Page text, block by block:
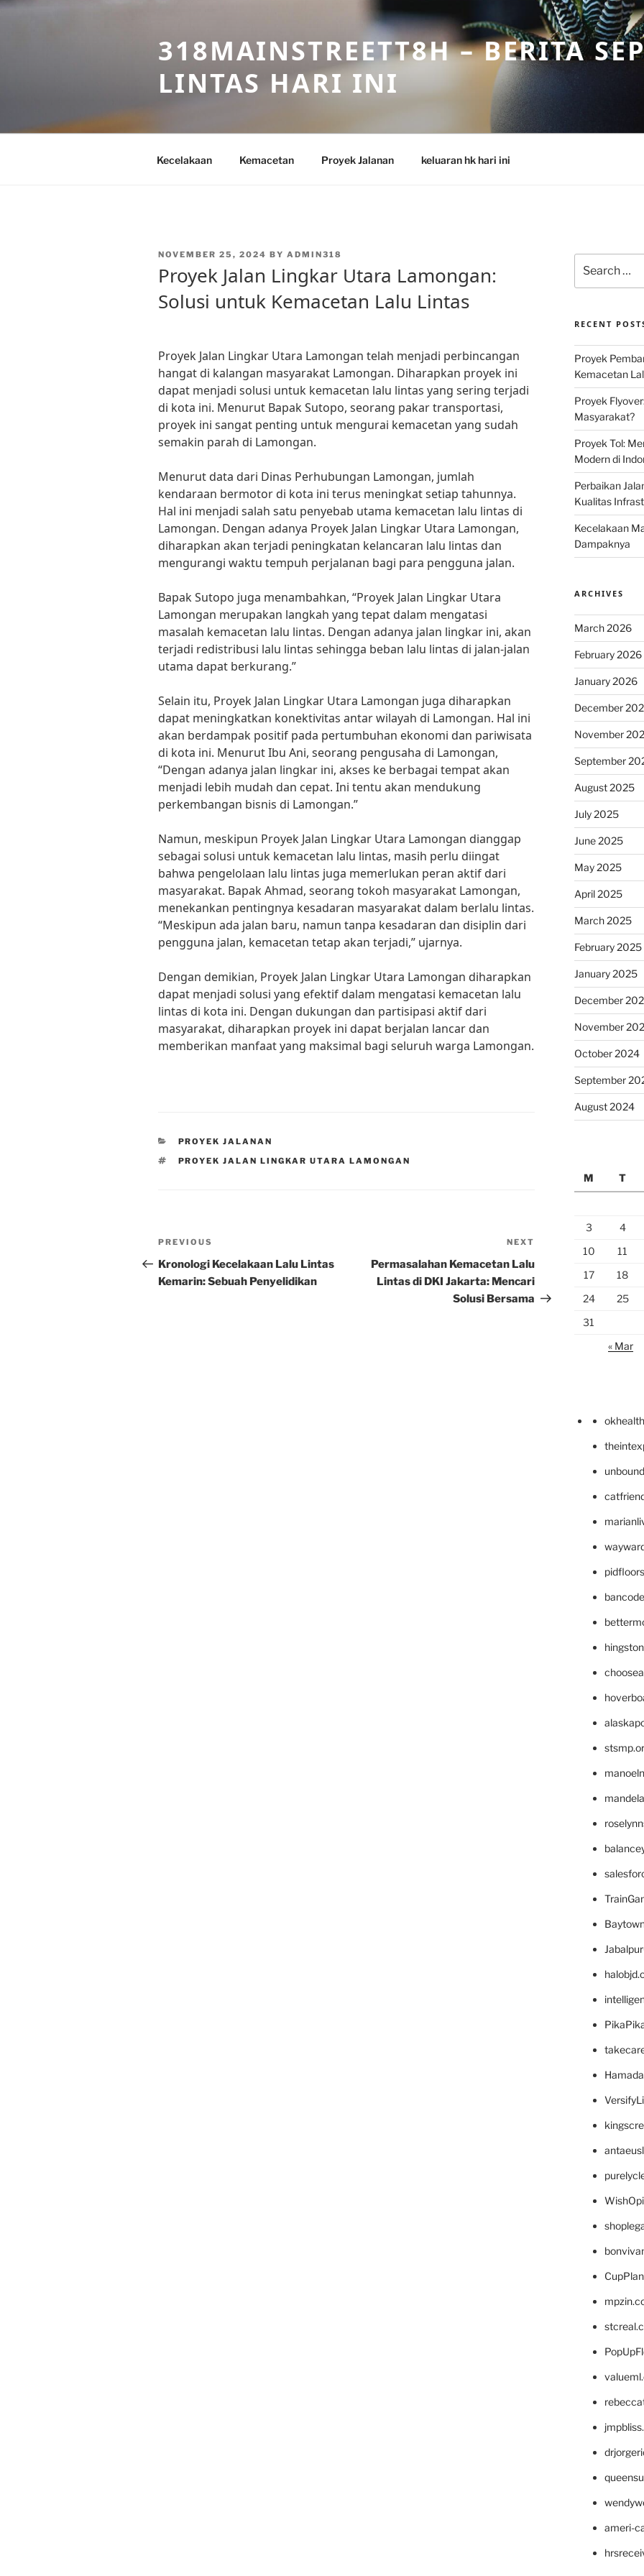
Skip
318MAINSTREETT8H – BERITA
LINTAS HARI INI
Kecelakaan Kemacetan Proyek Jalanan keluaran hk hari ini
POSTED
NOVEMBER 25, 2024 BY ADMIN318
Proyek Jalan Lingkar Utara Lamongan:
Solusi untuk Kemacetan Lalu Lintas
Proyek Jalan Lingkar Utara Lamongan telah menjadi perbincangan
hangat di kalangan masyarakat Lamongan. Diharapkan proyek ini
dapat menjadi solusi untuk kemacetan lalu lintas yang sering terjadi
di kota ini. Menurut Bapak Sutopo, seorang pakar transportasi,
proyek ini sangat penting untuk mengurai kemacetan yang sudah
semakin parah di Lamongan.
Menurut data dari Dinas Perhubungan Lamongan, jumlah
kendaraan bermotor di kota ini terus meningkat setiap tahunnya.
Hal ini menjadi salah satu penyebab utama kemacetan lalu lintas di
Lamongan. Dengan adanya Proyek Jalan Lingkar Utara Lamongan,
diharapkan akan terjadi peningkatan kelancaran lalu lintas dan
mengurangi waktu tempuh perjalanan bagi para pengguna jalan.
Bapak Sutopo juga menambahkan, “Proyek Jalan Lingkar Utara
Lamongan merupakan langkah yang tepat dalam mengatasi
masalah kemacetan lalu lintas. Dengan adanya jalan lingkar ini, akan
terjadi redistribusi lalu lintas sehingga beban lalu lintas di jalan-jalan
utama dapat berkurang.”
Selain itu, Proyek Jalan Lingkar Utara Lamongan juga diharapkan
dapat meningkatkan konektivitas antar wilayah di Lamongan. Hal ini
akan berdampak positif pada pertumbuhan ekonomi dan pariwisata
di kota ini. Menurut Ibu Ani, seorang pengusaha di Lamongan,
“Dengan adanya jalan lingkar ini, akses ke berbagai tempat akan
menjadi lebih mudah dan cepat. Ini tentu akan mendukung
perkembangan bisnis di Lamongan.”
Namun, meskipun Proyek Jalan Lingkar Utara Lamongan dianggap
sebagai solusi untuk kemacetan lalu lintas, masih perlu diingat
bahwa pengelolaan lalu lintas juga memerlukan peran aktif dari
masyarakat. Bapak Ahmad, seorang tokoh masyarakat Lamongan,
menekankan pentingnya kesadaran masyarakat dalam berlalu lintas.
“Meskipun ada jalan baru, namun tanpa kesadaran dan disiplin dari
pengguna jalan, kemacetan tetap akan terjadi,” ujarnya.
Dengan demikian, Proyek Jalan Lingkar Utara Lamongan diharapkan
dapat menjadi solusi yang efektif dalam mengatasi kemacetan lalu
lintas di kota ini. Dengan dukungan dan partisipasi aktif dari
masyarakat, diharapkan proyek ini dapat berjalan lancar dan
memberikan manfaat yang maksimal bagi seluruh warga Lamongan.
CATEGORIES
PROYEK JALANAN
TAGS
PROYEK JALAN LINGKAR UTARA LAMONGAN
Post
navigation
Previous
Post
PREVIOUS
Kronologi Kecelakaan Lalu Lintas
Kemarin: Sebuah Penyelidikan
Post
NEXT
Permasalahan Kemacetan Lalu
Lintas di DKI Jakarta: Mencari
Solusi Bersama
for:
RECENT
Proyek
Kemacetan
Proyek
Masyarakat?
Proyek Tol:
Modern di
Perbaikan
Kualitas
Kecelakaan
Dampaknya
ARCHIVES
March 2026
February 2026
January 2026
December
November
September
August 2025
July 2025
June 2025
May 2025
April 2025
March 2025
February 2025
January 2025
December
November
October 2024
September
August 2024
M
T
3
4
10
11
17
18
24
25
31
« Mar
ameri-